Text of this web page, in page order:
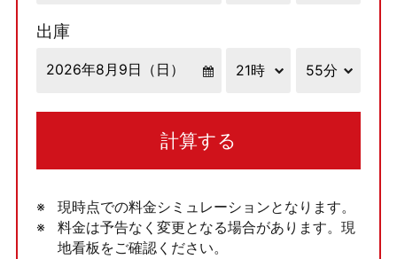
出庫
計算する
現時点での料金シミュレーションとなります。
料金は予告なく変更となる場合があります。現
地看板をご確認ください。